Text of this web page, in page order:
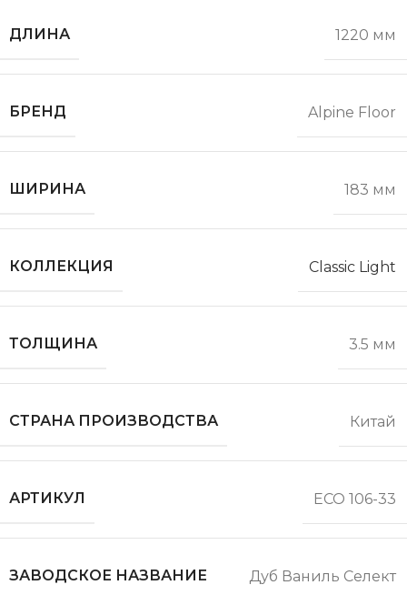
ДЛИНА 1220 мм
БРЕНД Alpine Floor
ШИРИНА 183 мм
КОЛЛЕКЦИЯ Classic Light
ТОЛЩИНА 3.5 мм
СТРАНА ПРОИЗВОДСТВА Китай
АРТИКУЛ ЕСО 106-33
ЗАВОДСКОЕ НАЗВАНИЕ Дуб Ваниль Селект